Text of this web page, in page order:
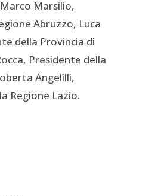
Marsilio,
Abruzzo, Luca
della Provincia di
Presidente della
Angelilli,
Regione Lazio.